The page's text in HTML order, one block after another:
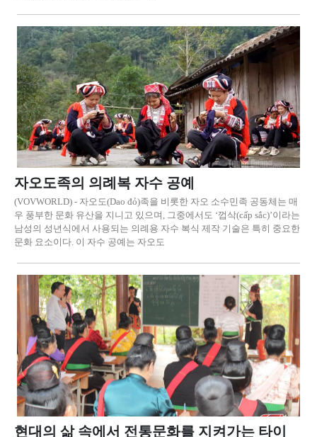
자오도족의 의례복 자수 공예
(VOVWORLD) - 자오도(Dao đỏ)족을 비롯한 자오 소수민족 공동체는 매
우 풍부한 문화 유산을 지니고 있으며, 그중에서도 ‘껍삭(cấp sắc)’이라는
남성의 성년식에서 사용되는 의례용 자수 복식 제작 기술은 특히 중요한
문화 요소이다. 이 자수 공예는 자오도
현대의 삶 속에서 전통문화를 지켜가는 타이